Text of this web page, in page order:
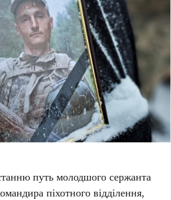
путь молодшого сержанта
піхотного відділення,